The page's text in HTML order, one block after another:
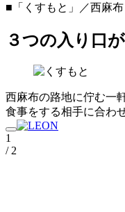
■「くすもと」／西麻布
３つの入り口
西麻布の路地に佇む一
食事をする相手に合わ
1
/ 2